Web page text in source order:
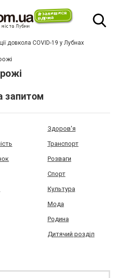
довкола COVID-19 у Лубнах
запитом
Здоров'я
Транспорт
Розваги
Спорт
Культура
Мода
Родина
Дитячий розділ